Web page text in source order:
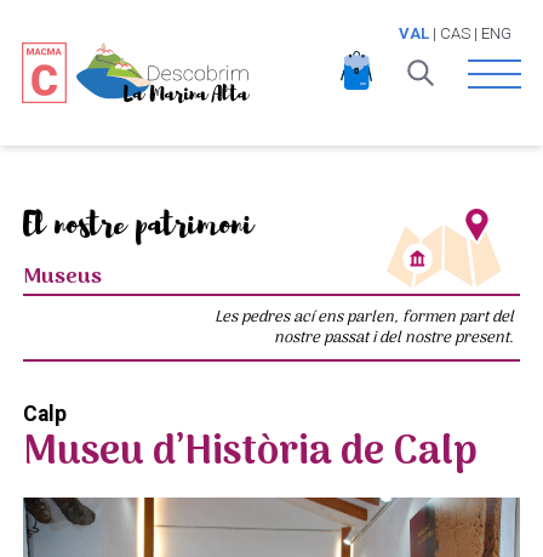
VAL| CAS| ENG
Open
El nostre patrimoni
Museus
Les pedres ací ens parlen, formen part del
nostre passat i del nostre present.
Calp
Museu d’Història de Calp